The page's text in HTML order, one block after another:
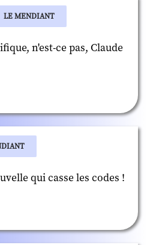
LE MENDIANT
n'est-ce pas, Claude
qui casse les codes !